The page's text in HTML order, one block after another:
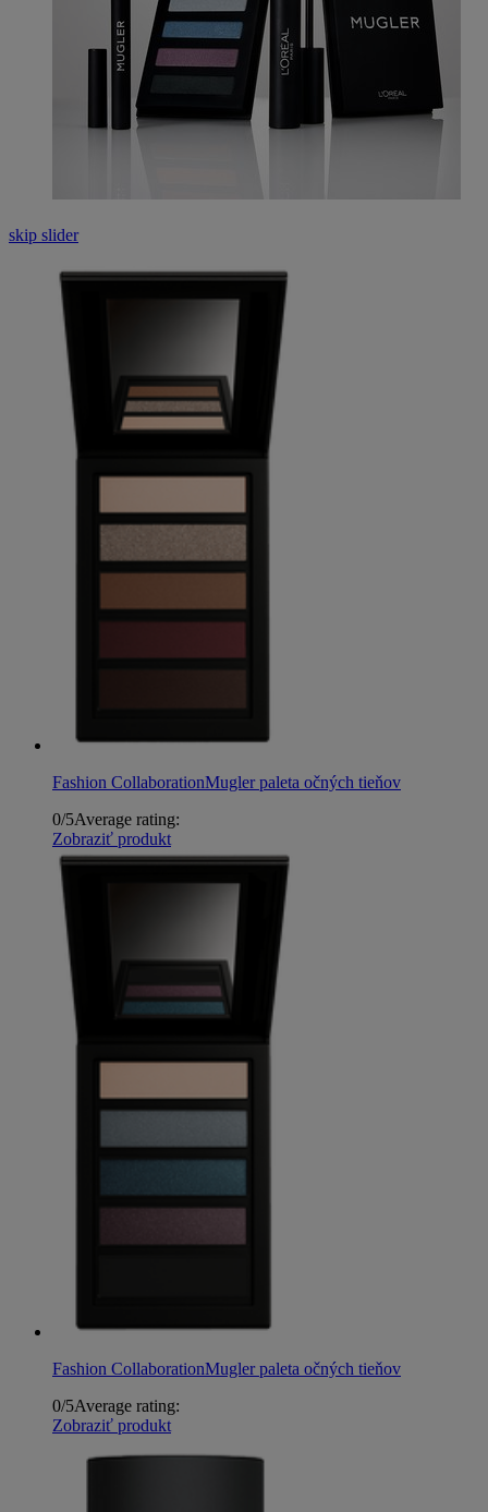
skip slider
Fashion CollaborationMugler paleta očných tieňov
0/5Average rating:
Zobraziť produkt
Fashion CollaborationMugler paleta očných tieňov
0/5Average rating:
Zobraziť produkt